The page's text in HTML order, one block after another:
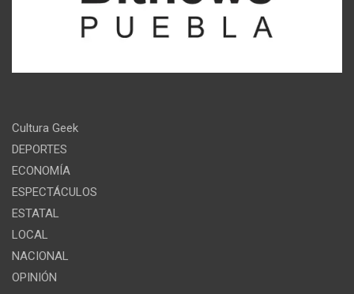
Cultura Geek
DEPORTES
ECONOMÍA
ESPECTÁCULOS
ESTATAL
LOCAL
NACIONAL
OPINIÓN